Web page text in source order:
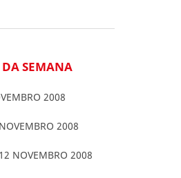
SEMANA
2008
NOVEMBRO 2008
12 NOVEMBRO 2008